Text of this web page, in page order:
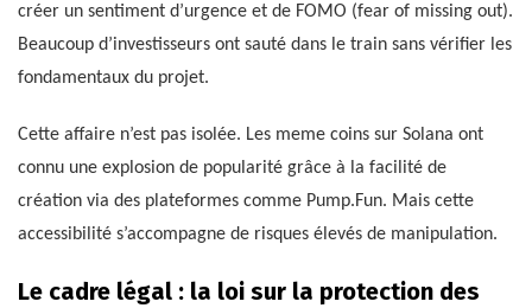
créer un sentiment d’urgence et de FOMO (fear of missing out).
Beaucoup d’investisseurs ont sauté dans le train sans vérifier les
fondamentaux du projet.
Cette affaire n’est pas isolée. Les meme coins sur Solana ont
connu une explosion de popularité grâce à la facilité de
création via des plateformes comme Pump.Fun. Mais cette
accessibilité s’accompagne de risques élevés de manipulation.
Le cadre légal : la loi sur la protection des